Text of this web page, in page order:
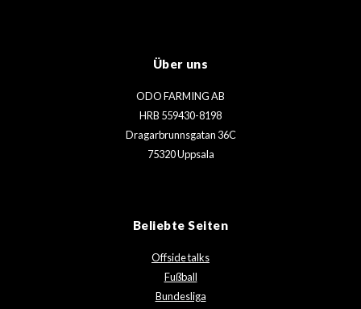
Über uns
ODO FARMING AB
HRB 559430-8198
Dragarbrunnsgatan 36C
75320 Uppsala
Beliebte Seiten
Offside talks
Fußball
Bundesliga